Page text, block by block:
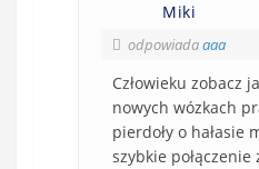
Miki
odpowiadaaaa
Człowieku zobacz
nowych wózkach
pierdoły o hałasie
szybkie połączenie